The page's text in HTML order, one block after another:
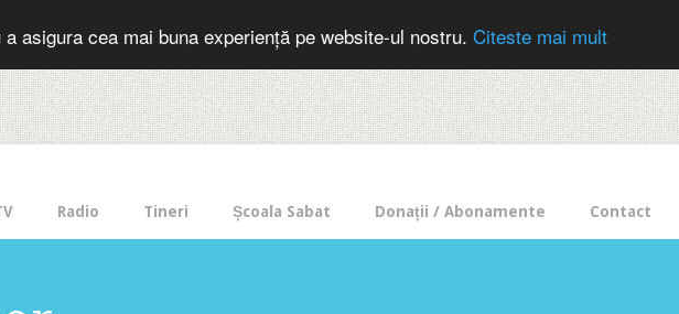
asigura cea mai buna experiență pe website-ul nostru. Citeste mai mult
Radio Tineri Școala Sabat Donații / Abonamente Contact